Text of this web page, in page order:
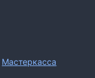
Мастеркасса